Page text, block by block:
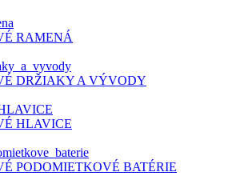
RAMENÁ
DRŽIAKY A VÝVODY
HLAVICE
PODOMIETKOVÉ BATÉRIE